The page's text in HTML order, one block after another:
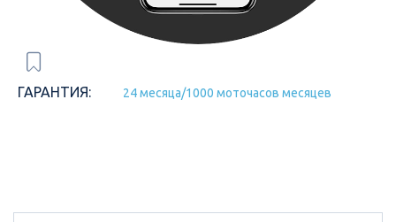
ГАРАНТИЯ: 24 месяца/1000 моточасов месяцев